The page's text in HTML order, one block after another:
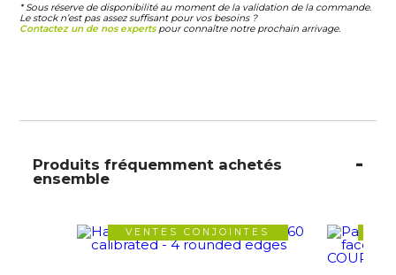
* Sous réserve de disponibilité au moment de la validation de la commande.
Le stock n’est pas assez suffisant pour vos besoins ?
Contactez un de nos expertspour connaître notre prochain arrivage.
Produits fréquemment achetés
ensemble
VENTES CONJOINTES